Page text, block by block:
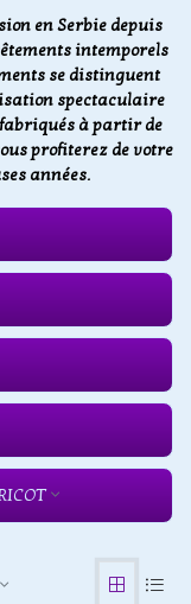
en Serbie depuis
intemporels
se distinguent
spectaculaire
fabriqués à partir de
profiterez de votre
années.